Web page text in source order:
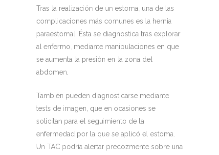
Tras la realización de un estoma, una de las
complicaciones más comunes es la hernia
paraestomal. Ésta se diagnostica tras explorar
al enfermo, mediante manipulaciones en que
se aumenta la presión en la zona del
abdomen.
También pueden diagnosticarse mediante
tests de imagen, que en ocasiones se
solicitan para el seguimiento de la
enfermedad por la que se aplicó el estoma.
Un TAC podría alertar precozmente sobre una